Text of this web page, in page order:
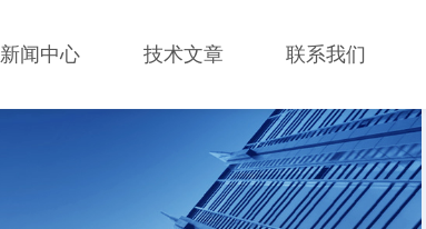
新闻中心 技术文章 联系我们